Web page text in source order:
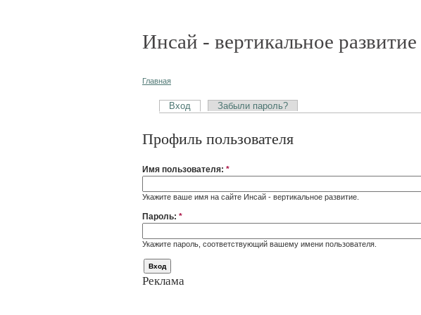
Инсай - вертикальное развитие
Главная
Вход Забыли пароль?
Профиль пользователя
Имя пользователя: *
Укажите ваше имя на сайте Инсай - вертикальное развитие.
Пароль: *
Укажите пароль, соответствующий вашему имени пользователя.
Реклама